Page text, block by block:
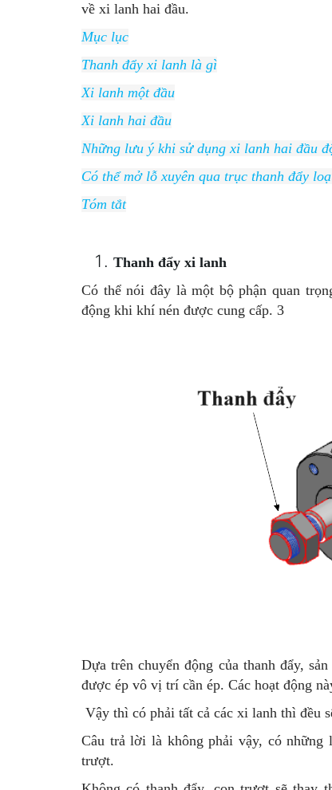
về xi lanh hai đầu.
Mục lục
Thanh đẩy xi lanh là gì
Xi lanh một đầu
Xi lanh hai đầu
Những lưu ý khi sử dụng xi lanh hai đầu
Có thể mở lỗ xuyên qua trục thanh đẩy
Tóm tắt
Thanh đẩy xi lanh
Có thể nói đây là một bộ phận quan
động khi khí nén được cung cấp. 3
Dựa trên chuyển động của thanh đẩy,
được ép vô vị trí cần ép. Các hoạt động
Vậy thì có phải tất cả các xi lanh thì đều
Câu trả lời là không phải vậy, có những
trượt.